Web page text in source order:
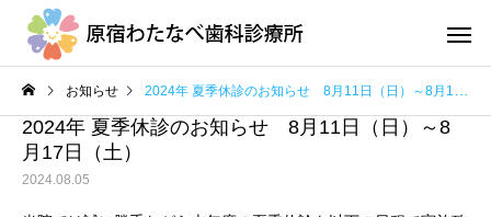
お知らせ 2024年 夏季休診のお知らせ 8月11日（日）～8月17日（土）
2024年 夏季休診のお知らせ 8月11日（日）～8
月17日（土）
2024.08.05